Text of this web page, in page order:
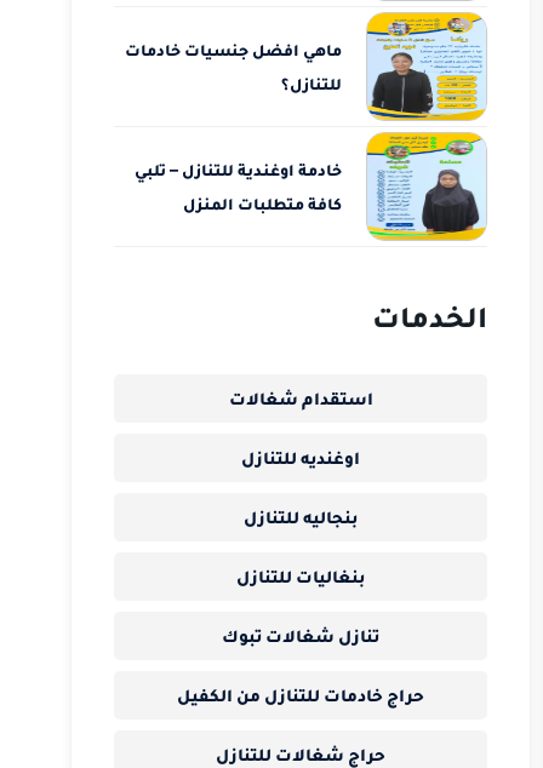
ماهي افضل جنسيات خادمات
للتنازل؟
خادمة اوغندية للتنازل – تلبي
كافة متطلبات المنزل
الخدمات
استقدام شغالات
اوغنديه للتنازل
بنجاليه للتنازل
بنغاليات للتنازل
تنازل شغالات تبوك
حراج خادمات للتنازل من الكفيل
حراج شغالات للتنازل